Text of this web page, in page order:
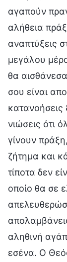
αγαπούν
αλήθεια
αναπτύξεις
μεγάλου
θα
σου είναι
νιώσεις ότι
γίνουν
ζήτημα και
τίποτα δεν
οποίο θα σε
αληθινή
εσένα. Ο